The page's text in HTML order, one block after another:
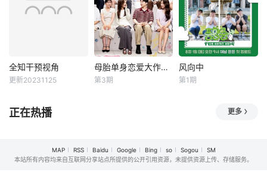
到节目现场，六位
厨师直接使用冰箱
里的原材料，用最
常见的食材在15分
钟内现场做出美
食。 金成柱和
郑亨敦将各自率领
全知干预视角
《全知干预视
与30日，试播的全
新综艺节目，由李
全知干预视角
更新20231125
母胎单身恋爱大作战2节目售后
目售后内容（共6
期） 由徐仁国、姜
母胎单身恋爱大作战2节目售后
第3期
风向中
风向中
第1期
正在热播 更多
MAP RSS Baidu Google Bing so Sogou
SM
本站所有内容均来自互联网分享站点所提供的公开引用资源，未提供资源上传、存储服务。